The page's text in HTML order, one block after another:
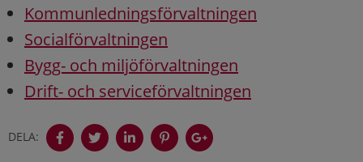
Kommunledningsförvaltningen
Socialförvaltningen
Bygg- och miljöförvaltningen
Drift- och serviceförvaltningen
DELA: